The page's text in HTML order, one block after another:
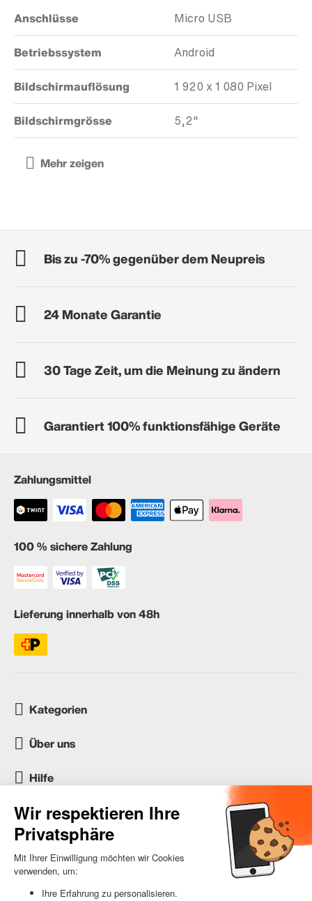
Anschlüsse Micro USB
Betriebssystem Android
Bildschirmauflösung 1 920 x 1 080 Pixel
Bildschirmgrösse 5,2"
Bis zu -70% gegenüber dem Neupreis
24 Monate Garantie
30 Tage Zeit, um die Meinung zu ändern
Garantiert 100% funktionsfähige Geräte
Zahlungsmittel
100 % sichere Zahlung
Lieferung innerhalb von 48h
Kategorien
Über uns
Hilfe
Kundenservice
occasion.migros.mobile@recommerce.com
Montag-Freitag 08:00-17:00